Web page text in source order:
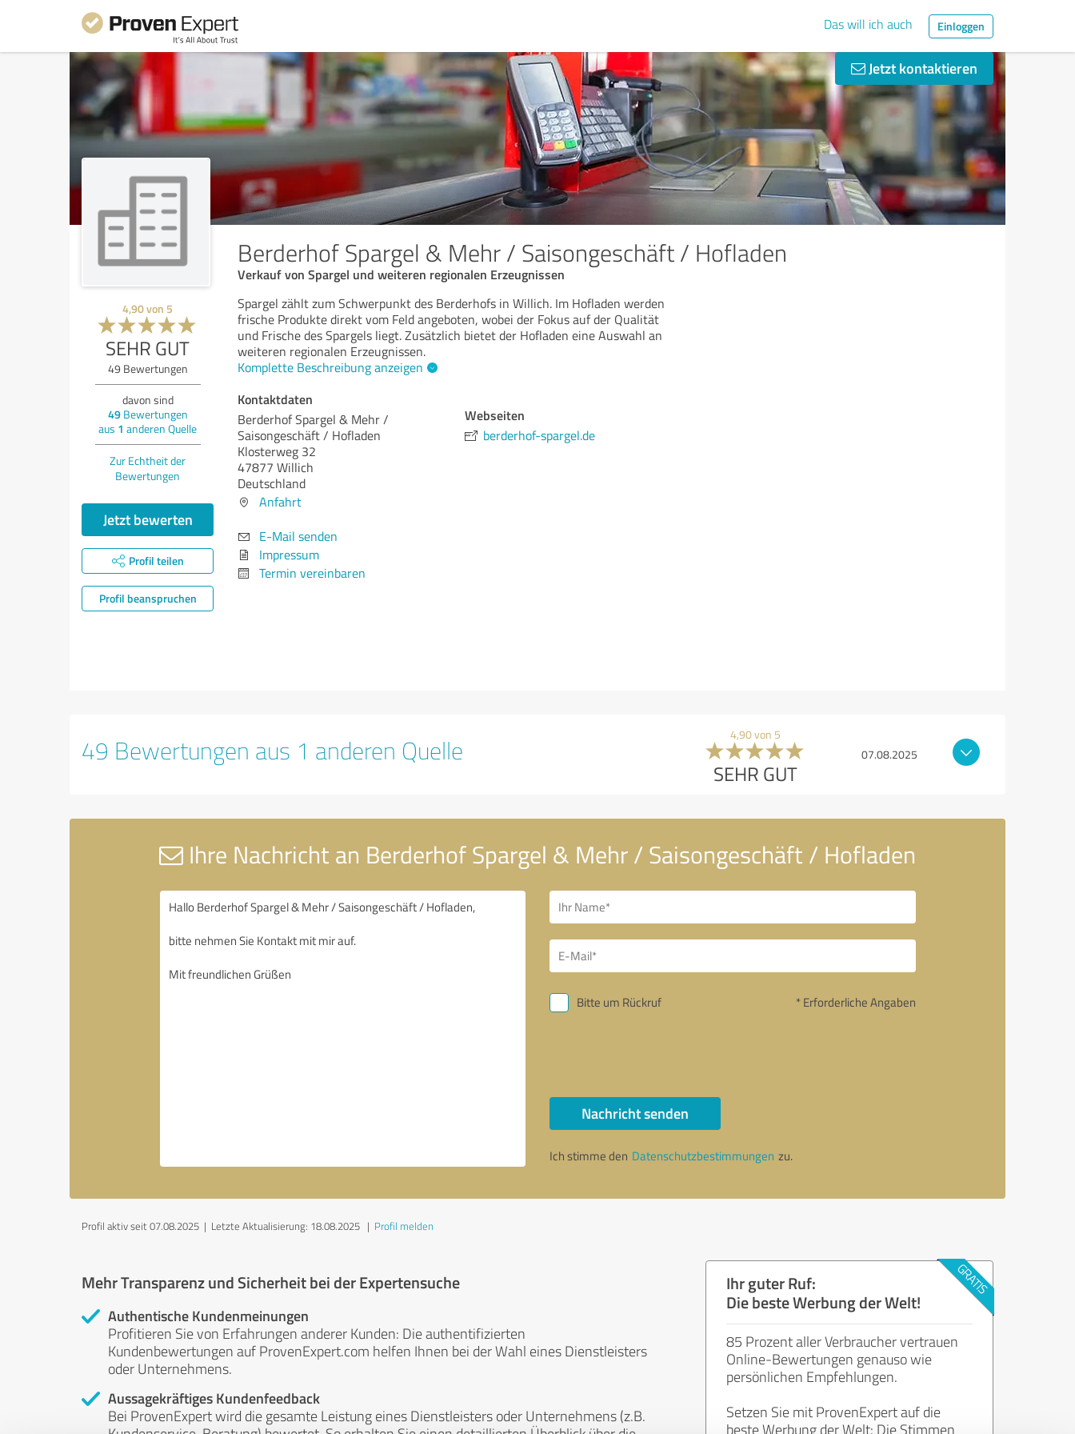
Das will ich auch Einloggen
Jetzt kontaktieren
Berderhof Spargel & Mehr / Saisongeschäft / Hofladen
Verkauf von Spargel und weiteren regionalen Erzeugnissen
4,90von 5
SEHR GUT
49 Bewertungen
davon sind
49Bewertungen
aus 1 anderen Quelle
Zur Echtheit der
Bewertungen
Jetzt bewerten
Profil teilen
Profil beanspruchen
Spargel zählt zum Schwerpunkt des Berderhofs in Willich. Im Hofladen werden
frische Produkte direkt vom Feld angeboten, wobei der Fokus auf der Qualität
und Frische des Spargels liegt. Zusätzlich bietet der Hofladen eine Auswahl an
weiteren regionalen Erzeugnissen.
Komplette Beschreibung anzeigen
Kontaktdaten
Berderhof Spargel & Mehr /
Saisongeschäft / Hofladen
Klosterweg 32
47877 Willich
Deutschland
Anfahrt
E-Mail senden
Impressum
Termin vereinbaren
Webseiten
berderhof-spargel.de
49 Bewertungen aus 1 anderen Quelle 4,90 von 5
SEHR GUT
07.08.2025
Ihre Nachricht an Berderhof Spargel & Mehr / Saisongeschäft / Hofladen
Bitte um Rückruf * Erforderliche Angaben
Nachricht senden
Ich stimme den Datenschutzbestimmungen zu.
Profil aktiv seit 07.08.2025 | Letzte Aktualisierung: 18.08.2025 | Profil melden
Mehr Transparenz und Sicherheit bei der Expertensuche
Authentische Kundenmeinungen
Profitieren Sie von Erfahrungen anderer Kunden: Die authentifizierten
Kundenbewertungen auf ProvenExpert.com helfen Ihnen bei der Wahl eines Dienstleisters
oder Unternehmens.
Aussagekräftiges Kundenfeedback
Bei ProvenExpert wird die gesamte Leistung eines Dienstleisters oder Unternehmens (z.B.
Ihr guter Ruf:
Die beste Werbung der Welt!
85 Prozent aller Verbraucher vertrauen
Online-Bewertungen genauso wie
persönlichen Empfehlungen.
Setzen Sie mit ProvenExpert auf die
beste Werbung der Welt: Die Stimmen